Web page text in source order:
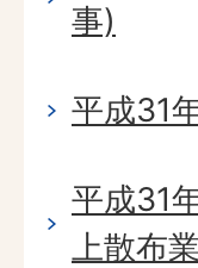
事)
平成31
平成31
上散布